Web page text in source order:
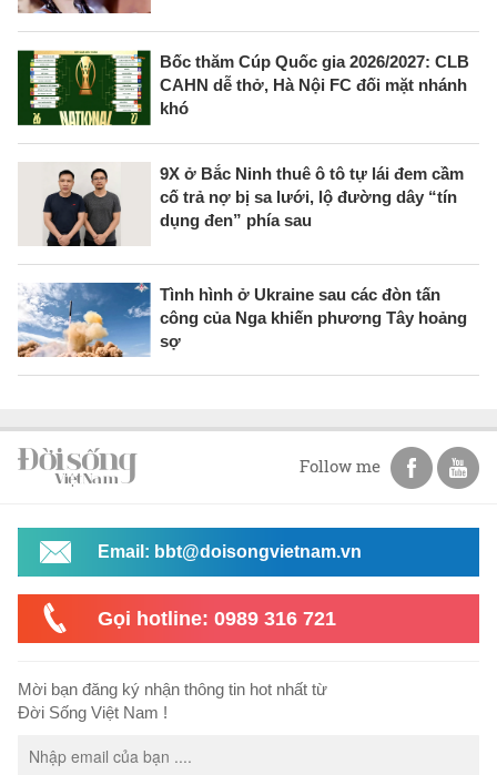
Bốc thăm Cúp Quốc gia 2026/2027: CLB
CAHN dễ thở, Hà Nội FC đối mặt nhánh
khó
9X ở Bắc Ninh thuê ô tô tự lái đem cầm
cố trả nợ bị sa lưới, lộ đường dây “tín
dụng đen” phía sau
Tình hình ở Ukraine sau các đòn tấn
công của Nga khiến phương Tây hoảng
sợ
Follow me
Email: bbt@doisongvietnam.vn
Gọi hotline: 0989 316 721
Mời bạn đăng ký nhận thông tin hot nhất từ
Đời Sống Việt Nam !